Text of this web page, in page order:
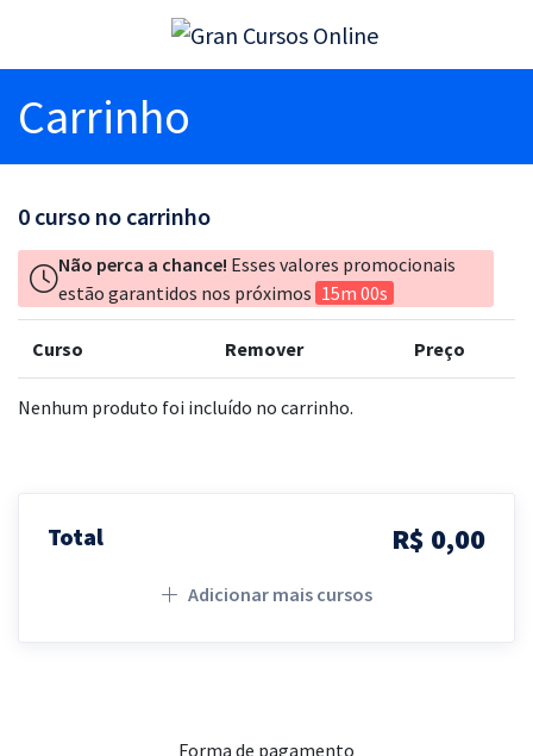
Carrinho
0 curso no carrinho
Não perca a chance! Esses valores promocionais
estão garantidos nos próximos 15m 00s
Curso Remover Preço
Nenhum produto foi incluído no carrinho.
Total R$ 0,00
Adicionar mais cursos
Forma de pagamento